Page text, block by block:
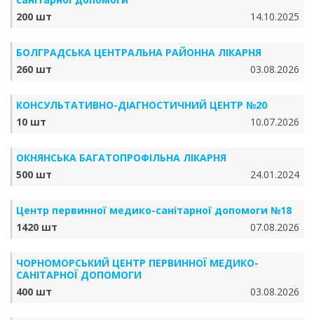
200 шт
14.10.2025
БОЛГРАДСЬКА ЦЕНТРАЛЬНА РАЙОННА ЛІКАРНЯ
260 шт
03.08.2026
КОНСУЛЬТАТИВНО-ДІАГНОСТИЧНИЙ ЦЕНТР №20
10 шт
10.07.2026
ОКНЯНСЬКА БАГАТОПРОФІЛЬНА ЛІКАРНЯ
500 шт
24.01.2024
Центр первинної медико-санітарної допомоги №18
1420 шт
07.08.2026
ЧОРНОМОРСЬКИЙ ЦЕНТР ПЕРВИННОЇ МЕДИКО-
САНІТАРНОЇ ДОПОМОГИ
400 шт
03.08.2026